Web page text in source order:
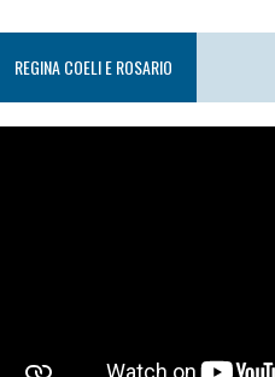
REGINA COELI E ROSARIO